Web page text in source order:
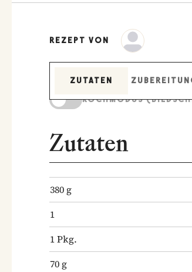
REZEPT VON
ZUTATEN
KOCHMODUS
Zutaten
380 g
1
1Pkg.
70 g